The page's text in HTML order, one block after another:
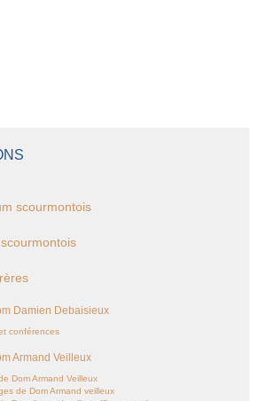
scourmontois
Damien Debaisieux
conférences
Armand Veilleux
Dom Armand Veilleux
de Dom Armand veilleux